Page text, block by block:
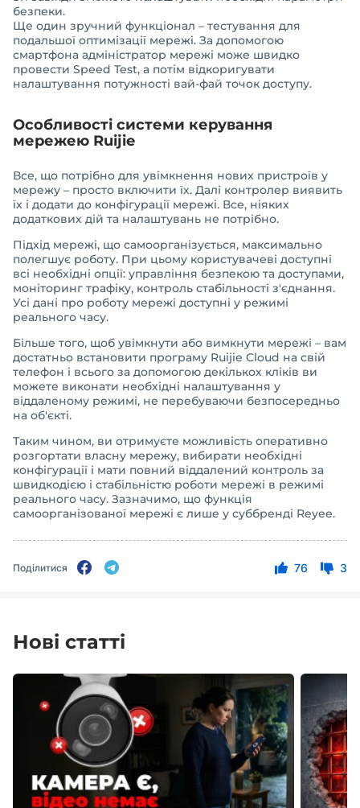
безпеки.
Ще один зручний функціонал – тестування для
подальшої оптимізації мережі. За допомогою
смартфона адміністратор мережі може швидко
провести Speed ​​Test, а потім відкоригувати
налаштування потужності вай-фай точок доступу.
Особливості системи керування
мережею Ruijie
Все, що потрібно для увімкнення нових пристроїв у
мережу – просто включити їх. Далі контролер виявить
їх і додати до конфігурації мережі. Все, ніяких
додаткових дій та налаштувань не потрібно.
Підхід мережі, що самоорганізується, максимально
полегшує роботу. При цьому користувачеві доступні
всі необхідні опції: управління безпекою та доступами,
моніторинг трафіку, контроль стабільності з'єднання.
Усі дані про роботу мережі доступні у режимі
реального часу.
Більше того, щоб увімкнути або вимкнути мережі – вам
достатньо встановити програму Ruijie Cloud на свій
телефон і всього за допомогою декількох кліків ви
можете виконати необхідні налаштування у
віддаленому режимі, не перебуваючи безпосередньо
на об'єкті.
Таким чином, ви отримуєте можливість оперативно
розгортати власну мережу, вибирати необхідні
конфігурації і мати повний віддалений контроль за
швидкодією і стабільністю роботи мережі в режимі
реального часу. Зазначимо, що функція
самоорганізованої мережі є лише у суббренді Reyee.
Поділитися 76 3
Нові статті